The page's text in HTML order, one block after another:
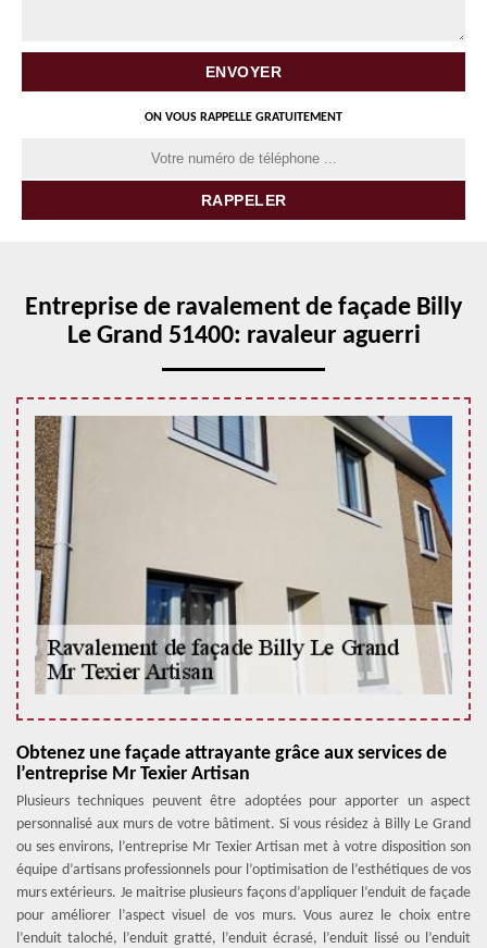
ON VOUS RAPPELLE GRATUITEMENT
Entreprise de ravalement de façade Billy
Le Grand 51400: ravaleur aguerri
Obtenez une façade attrayante grâce aux services de
l’entreprise Mr Texier Artisan
Plusieurs techniques peuvent être adoptées pour apporter un aspect
personnalisé aux murs de votre bâtiment. Si vous résidez à Billy Le Grand
ou ses environs, l’entreprise Mr Texier Artisan met à votre disposition son
équipe d’artisans professionnels pour l’optimisation de l’esthétiques de vos
murs extérieurs. Je maitrise plusieurs façons d’appliquer l’enduit de façade
pour améliorer l’aspect visuel de vos murs. Vous aurez le choix entre
l’enduit taloché, l’enduit gratté, l’enduit écrasé, l’enduit lissé ou l’enduit